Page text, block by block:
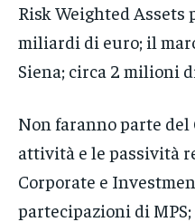
Risk Weighted Assets
miliardi di euro; il
Siena; circa 2 milioni
Non faranno parte
attività e le passività
Corporate e
partecipazioni di